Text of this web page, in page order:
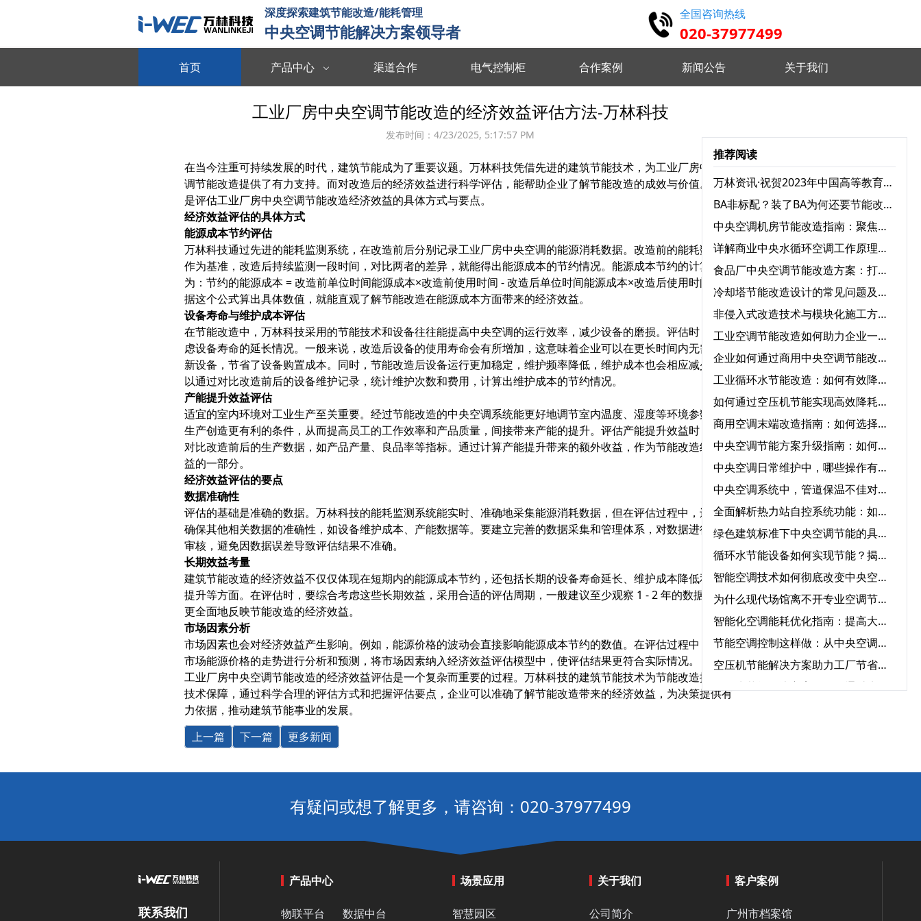
深度探索建筑节能改造/能耗管理
中央空调节能解决方案领导者
全国咨询热线
020-37977499
首页 产品中心
跨系统协同 全域数据整合 多维度分析决策
数据中台
海量数据集成/管理/分析/共享
数字孪生
全要素可视化 高精度仿真 设计认证维护
动态数据采集 需求智能调控 多能源协同管理 运行习惯分析 数据驱动决策 提升管理效率 故障预测识别 实时监控分析 优化设备状态
智慧节能
全维度能耗监测 自适应调节策略 设计与运维联
动
智慧暖通
节能贴膜
节能隔热 防晒防爆 绿色环保
楼宇智控
监控运行状态 识别安全隐患 提升设备效率
视频诊断
多维度数据分析 自定义监测需求 灵活配置任务
智慧档案
档案管理 库房环控 数字化加工整理
分体空调
远程自动控制 统一集中管理 自动调节温度
渠道合作 电气控制柜 合作案例 新闻公告 关于我们
工业厂房中央空调节能改造的经济效益评估方法-万林科技
发布时间：4/23/2025, 5:17:57 PM
在当今注重可持续发展的时代，建筑节能成为了重要议题。万林科技凭借先进的建筑节能技术，为工业厂房中央空
调节能改造提供了有力支持。而对改造后的经济效益进行科学评估，能帮助企业了解节能改造的成效与价值。以下
是评估工业厂房中央空调节能改造经济效益的具体方式与要点。
经济效益评估的具体方式
能源成本节约评估
万林科技通过先进的能耗监测系统，在改造前后分别记录工业厂房中央空调的能源消耗数据。改造前的能耗数据可
作为基准，改造后持续监测一段时间，对比两者的差异，就能得出能源成本的节约情况。能源成本节约的计算公式
为：节约的能源成本 = 改造前单位时间能源成本×改造前使用时间 - 改造后单位时间能源成本×改造后使用时间。根
据这个公式算出具体数值，就能直观了解节能改造在能源成本方面带来的经济效益。
设备寿命与维护成本评估
在节能改造中，万林科技采用的节能技术和设备往往能提高中央空调的运行效率，减少设备的磨损。评估时，要考
虑设备寿命的延长情况。一般来说，改造后设备的使用寿命会有所增加，这意味着企业可以在更长时间内无需更换
新设备，节省了设备购置成本。同时，节能改造后设备运行更加稳定，维护频率降低，维护成本也会相应减少。可
以通过对比改造前后的设备维护记录，统计维护次数和费用，计算出维护成本的节约情况。
产能提升效益评估
适宜的室内环境对工业生产至关重要。经过节能改造的中央空调系统能更好地调节室内温度、湿度等环境参数，为
生产创造更有利的条件，从而提高员工的工作效率和产品质量，间接带来产能的提升。评估产能提升效益时，可以
对比改造前后的生产数据，如产品产量、良品率等指标。通过计算产能提升带来的额外收益，作为节能改造经济效
益的一部分。
经济效益评估的要点
数据准确性
评估的基础是准确的数据。万林科技的能耗监测系统能实时、准确地采集能源消耗数据，但在评估过程中，还需要
确保其他相关数据的准确性，如设备维护成本、产能数据等。要建立完善的数据采集和管理体系，对数据进行严格
审核，避免因数据误差导致评估结果不准确。
长期效益考量
建筑节能改造的经济效益不仅仅体现在短期内的能源成本节约，还包括长期的设备寿命延长、维护成本降低和产能
提升等方面。在评估时，要综合考虑这些长期效益，采用合适的评估周期，一般建议至少观察 1 - 2 年的数据，以
更全面地反映节能改造的经济效益。
市场因素分析
市场因素也会对经济效益产生影响。例如，能源价格的波动会直接影响能源成本节约的数值。在评估过程中，要对
市场能源价格的走势进行分析和预测，将市场因素纳入经济效益评估模型中，使评估结果更符合实际情况。
工业厂房中央空调节能改造的经济效益评估是一个复杂而重要的过程。万林科技的建筑节能技术为节能改造提供了
技术保障，通过科学合理的评估方式和把握评估要点，企业可以准确了解节能改造带来的经济效益，为决策提供有
力依据，推动建筑节能事业的发展。
推荐阅读
万林资讯·祝贺2023年中国高等教育学会档案工作分会与广东省高校档案工作协会学术年会圆满召开
BA非标配？装了BA为何还要节能改造？
中央空调机房节能改造指南：聚焦三大耗电设备，实现能效跃升
详解商业中央水循环空调工作原理：为何舒适又高效？
食品厂中央空调节能改造方案：打造绿色节能生产环境
冷却塔节能改造设计的常见问题及解决方案
非侵入式改造技术与模块化施工方案在中央空调节能改造中的协同应用‌
工业空调节能改造如何助力企业一年节省50%能源成本？
企业如何通过商用中央空调节能改造实现低碳运营？
工业循环水节能改造：如何有效降低成本并提高效率？
如何通过空压机节能实现高效降耗与节能？
商用空调末端改造指南：如何选择节能改造公司提升冷暖效率
中央空调节能方案升级指南：如何快速实现节能转型？
中央空调日常维护中，哪些操作有助于降低能耗？‌
中央空调系统中，管道保温不佳对能耗的影响程度有多大？‌
全面解析热力站自控系统功能：如何优化供暖效率？‌
绿色建筑标准下中央空调节能的具体要求‌
循环水节能设备如何实现节能？揭秘核心技术与应用领域‌
智能空调技术如何彻底改变中央空调气流优化管理？‌
为什么现代场馆离不开专业空调节能服务？
智能化空调能耗优化指南：提高大型中央空调运行效率的必知方法‌
节能空调控制这样做：从中央空调全系统改造到智能能耗管理
空压机节能解决方案助力工厂节省能源成本‌
循环水节能解决方案：如何通过先进设备节省能源成本？‌
工业厂房的中央空调节能需求与特殊解决方案‌
中央空调节能改造合规性：满足《公共建筑节能标准》的12项要求‌
上一篇 下一篇 更多新闻
有疑问或想了解更多，请咨询：020-37977499
联系我们
产品中心
物联平台 数据中台
场景应用
智慧园区
关于我们
公司简介
客户案例
广州市档案馆